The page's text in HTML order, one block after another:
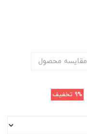
مقایسه محصول
9% تخفیف